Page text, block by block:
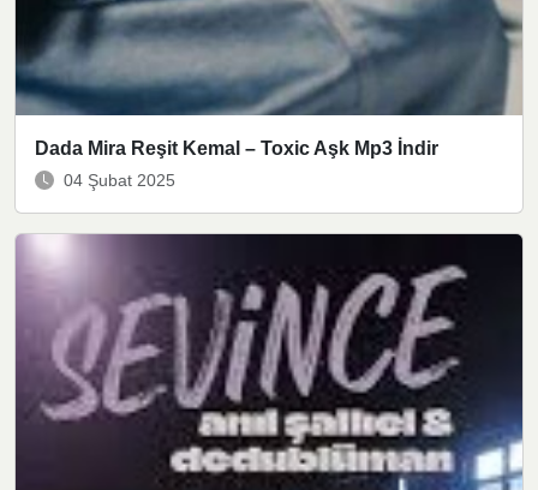
Dada Mira Reşit Kemal – Toxic Aşk Mp3 İndir
04 Şubat 2025